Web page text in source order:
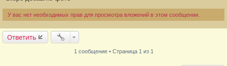
У вас нет необходимых прав для просмотра вложений в этом сообщении.
Ответить
1 сообщение • Страница 1 из 1